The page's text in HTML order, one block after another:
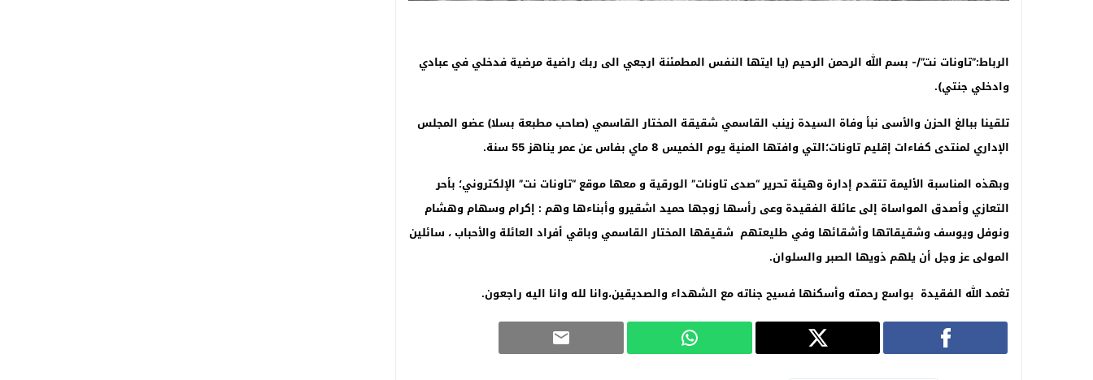
الرباط:”تاونات نت”/- بسم الله الرحمن الرحيم (يا ايتها النفس المطمئنة ارجعي الى ربك راضية مرضية فدخلي في عبادي
وادخلي جنتي).
تلقينا ببالغ الحزن والأسى نبأ وفاة السيدة زينب القاسمي شقيقة المختار القاسمي (صاحب مطبعة بسلا) عضو المجلس
الإداري لمنتدى كفاءات إقليم تاونات؛التي وافتها المنية يوم الخميس 8 ماي بفاس عن عمر يناهز 55 سنة
.
وبهذه المناسبة الأليمة تتقدم إدارة وهيئة تحرير “صدى تاونات” الورقية و معها موقع “تاونات نت” الإلكتروني؛ بأحر
التعازي وأصدق المواساة إلى عائلة الفقيدة وعى رأسها زوجها حميد اشقيرو وأبناءها وهم : إكرام وسهام وهشام
ونوفل ويوسف وشقيقاتها وأشقائها وفي طليعتهم شقيقها المختار القاسمي وباقي أفراد العائلة والأحباب ، سائلين
المولى عز وجل أن يلهم ذويها الصبر والسلوان.
تغمد الله الفقيدة بواسع رحمته وأسكنها فسيح جناته مع الشهداء والصديقين،وانا لله وانا اليه راجعون.